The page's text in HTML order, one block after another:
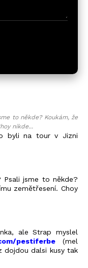
to někde? Koukám, že
nikde...
byli na tour v Jizni
jsme to někde?
zemětřesení. Choy
ale Strap myslel
pestiferbe(mel
dojdou dalsi kusy tak